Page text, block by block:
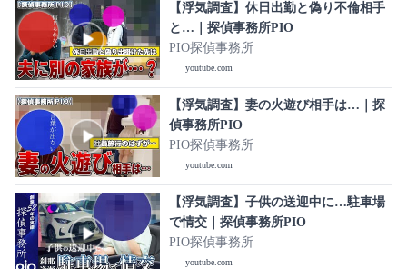
【浮気調査】休日出勤と偽り不倫相手
と…｜探偵事務所PIO
PIO探偵事務所
youtube.com
【浮気調査】妻の火遊び相手は…｜探
偵事務所PIO
PIO探偵事務所
youtube.com
【浮気調査】子供の送迎中に…駐車場
で情交｜探偵事務所PIO
PIO探偵事務所
youtube.com